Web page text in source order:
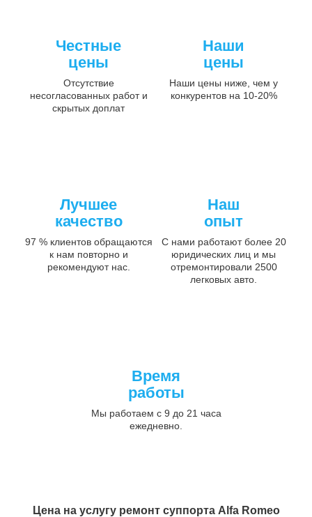
Честные
цены
Отсутствие
несогласованных работ и
скрытых доплат
Наши
цены
Наши цены ниже, чем у
конкурентов на 10-20%
Лучшее
качество
97 % клиентов обращаются
к нам повторно и
рекомендуют нас.
Наш
опыт
С нами работают более 20
юридических лиц и мы
отремонтировали 2500
легковых авто.
Время
работы
Мы работаем с 9 до 21 часа
ежедневно.
Цена на услугу ремонт суппорта Alfa Romeo